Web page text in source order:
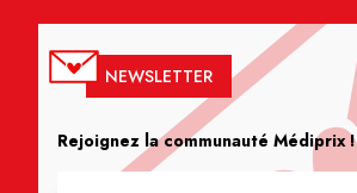
NEWSLETTER
Rejoignez la communauté Médiprix !